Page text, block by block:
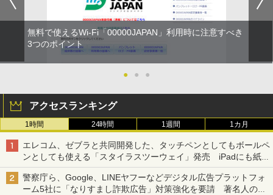
無料で使えるWi-Fi「00000JAPAN」利用時に注意すべき
3つのポイント
● ● ●
アクセスランキング
1時間 24時間 1週間 1カ月
エレコム、ゼブラと共同開発した、タッチペンとしてもボールペ
ンとしても使える「スタイラスツーウェイ」発売 iPadにも紙に
も、持ち替えずに書き込める
警察庁ら、Google、LINEヤフーなどデジタル広告プラットフォ
ーム5社に「なりすまし詐欺広告」対策強化を要請 著名人の写